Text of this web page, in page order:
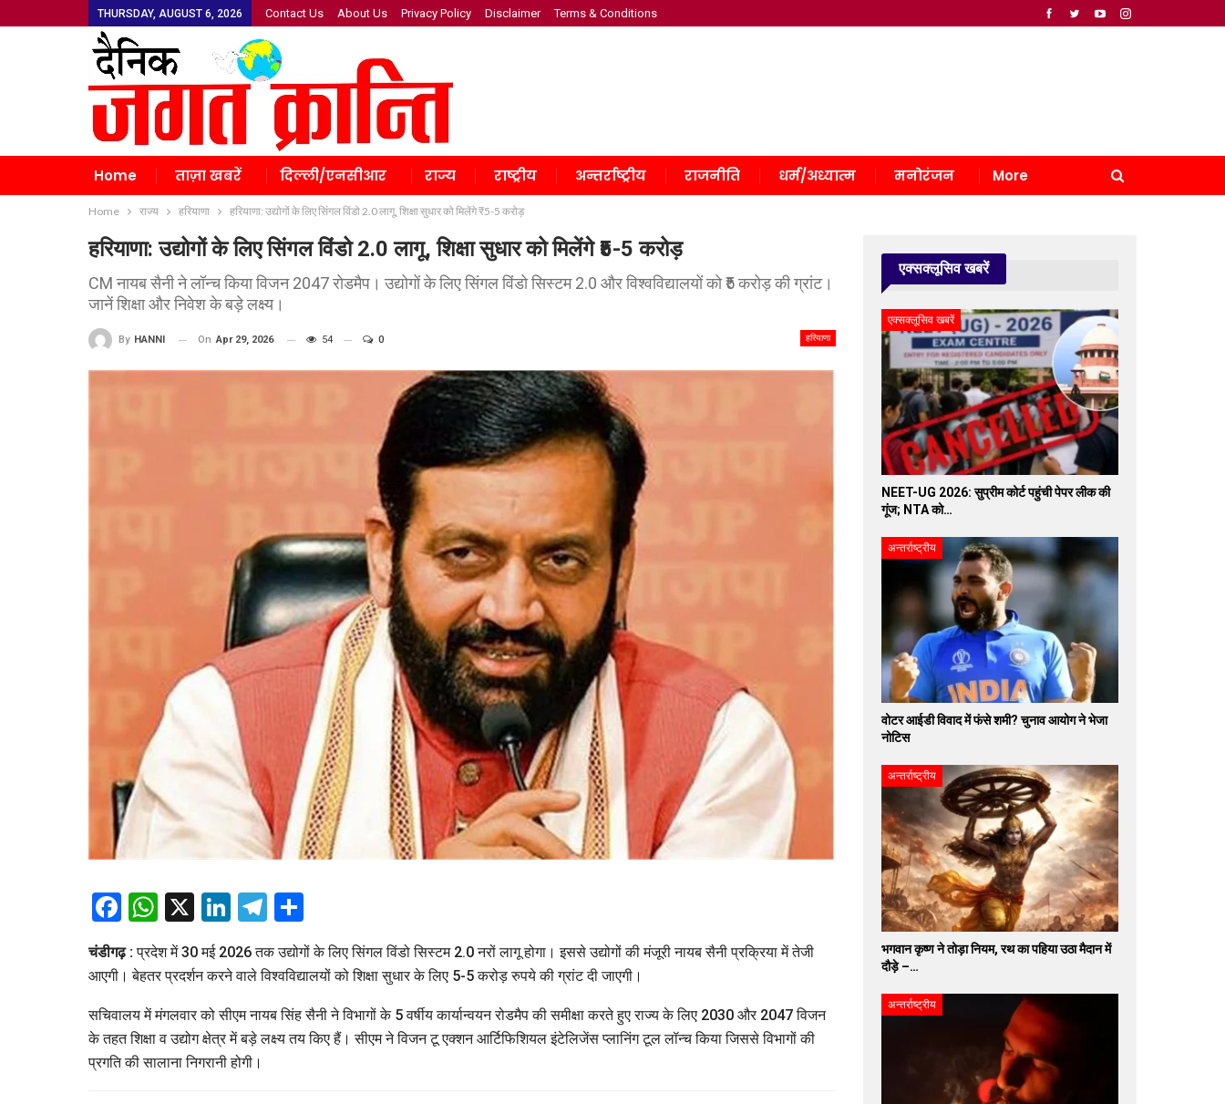
THURSDAY, AUGUST 6, 2026 Contact Us About Us Privacy Policy Disclaimer Terms & Conditions
Home ताज़ा खबरें दिल्ली/एनसीआर राज्य राष्ट्रीय अन्तर्राष्ट्रीय राजनीति धर्म/अध्यात्म मनोरंजन More
Home राज्य हरियाणा हरियाणा: उद्योगों के लिए सिंगल विंडो 2.0 लागू, शिक्षा सुधार को मिलेंगे ₹5-5 करोड़
हरियाणा: उद्योगों के लिए सिंगल विंडो 2.0 लागू, शिक्षा सुधार को मिलेंगे ₹5-5 करोड़
CM नायब सैनी ने लॉन्च किया विजन 2047 रोडमैप। उद्योगों के लिए सिंगल विंडो सिस्टम 2.0 और विश्वविद्यालयों को ₹5 करोड़ की ग्रांट।
जानें शिक्षा और निवेश के बड़े लक्ष्य।
हरियाणा
By HANNI On Apr 29, 2026 54 0
Facebook
WhatsApp
X LinkedIn
Telegram
चंडीगढ़ :प्रदेश में 30 मई 2026 तक उद्योगों के लिए सिंगल विंडो सिस्टम 2.0 नरों लागू होगा। इससे उद्योगों की मंजूरी नायब सैनी प्रक्रिया में तेजी
आएगी। बेहतर प्रदर्शन करने वाले विश्वविद्यालयों को शिक्षा सुधार के लिए 5-5 करोड़ रुपये की ग्रांट दी जाएगी।
सचिवालय में मंगलवार को सीएम नायब सिंह सैनी ने विभागों के 5 वर्षीय कार्यान्वयन रोडमैप की समीक्षा करते हुए राज्य के लिए 2030 और 2047 विजन
के तहत शिक्षा व उद्योग क्षेत्र में बड़े लक्ष्य तय किए हैं। सीएम ने विजन टू एक्शन आर्टिफिशियल इंटेलिजेंस प्लानिंग टूल लॉन्च किया जिससे विभागों की
प्रगति की सालाना निगरानी होगी।
एक्सक्लूसिव खबरें
एक्सक्लूसिव खबरें
NEET-UG 2026: सुप्रीम कोर्ट पहुंची पेपर लीक की
गूंज; NTA को…
अन्तर्राष्ट्रीय
वोटर आईडी विवाद में फंसे शमी? चुनाव आयोग ने भेजा
नोटिस
अन्तर्राष्ट्रीय
भगवान कृष्ण ने तोड़ा नियम, रथ का पहिया उठा मैदान में
दौड़े –…
अन्तर्राष्ट्रीय